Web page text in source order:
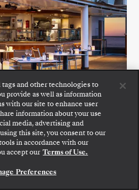
punto en The Grill, un
and other technologies to
provide as well as information
with our site to enhance user
information about your use
media, advertising and
this site, you consent to our
in accordance with our
accept our Terms of Use.
Preferences